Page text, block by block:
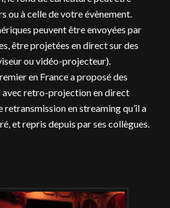
ou à celle de votre évènement.
peuvent être envoyées par
être projetées en direct sur des
ou vidéo-projecteur).
en France a proposé des
avec retro-projection en direct
retransmission en streaming qu’il a
et repris depuis par ses collègues.